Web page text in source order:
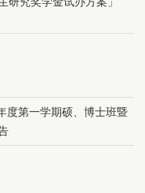
度第一学期硕、 博士班暨